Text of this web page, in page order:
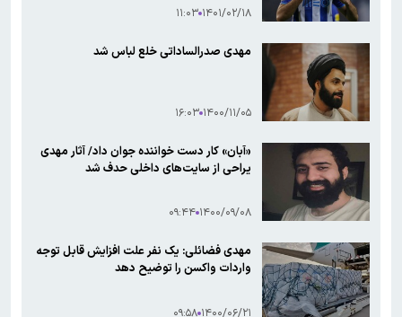
۱۴۰۱/۰۲/۱۸ ۱۱:۰۳
مهدی صدرالساداتی خلع لباس شد
۱۴۰۰/۱۱/۰۵ ۱۶:۰۳
«آبان» کار دست خواننده جوان داد/ آثار مهدی
یراحی از سایت‌های داخلی حدف شد
۱۴۰۰/۰۹/۰۸ ۰۹:۴۴
مهدی فضائلی: یک نفر علت افزایش قابل توجه
واردات واکسن را توضیح دهد
۱۴۰۰/۰۶/۲۱ ۰۹:۵۸